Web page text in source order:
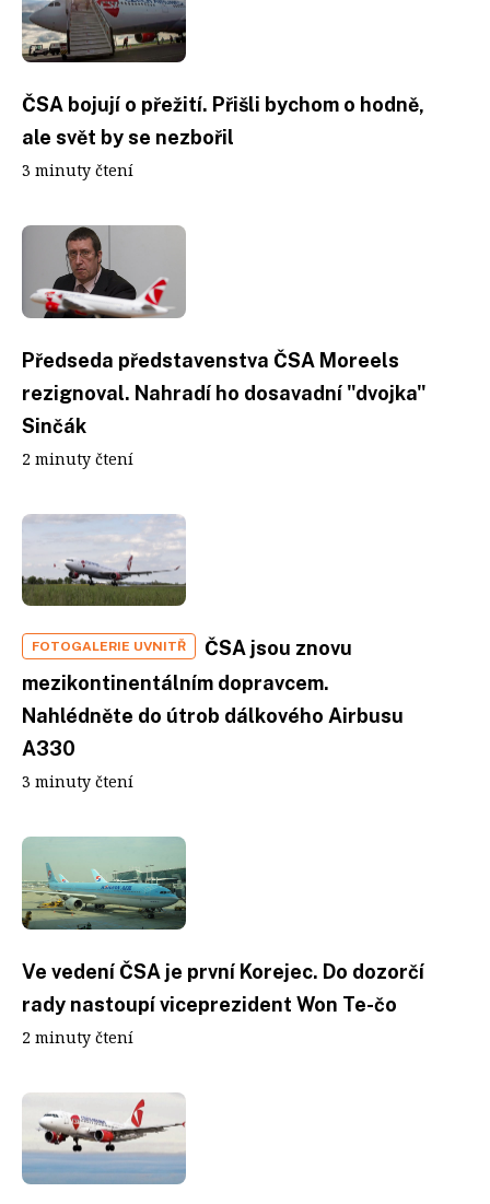
ČSA bojují o přežití. Přišli bychom o hodně,
ale svět by se nezbořil
3 minuty čtení
Předseda představenstva ČSA Moreels
rezignoval. Nahradí ho dosavadní "dvojka"
Sinčák
2 minuty čtení
FOTOGALERIE UVNITŘ
ČSA jsou znovu
mezikontinentálním dopravcem.
Nahlédněte do útrob dálkového Airbusu
A330
3 minuty čtení
Ve vedení ČSA je první Korejec. Do dozorčí
rady nastoupí viceprezident Won Te-čo
2 minuty čtení